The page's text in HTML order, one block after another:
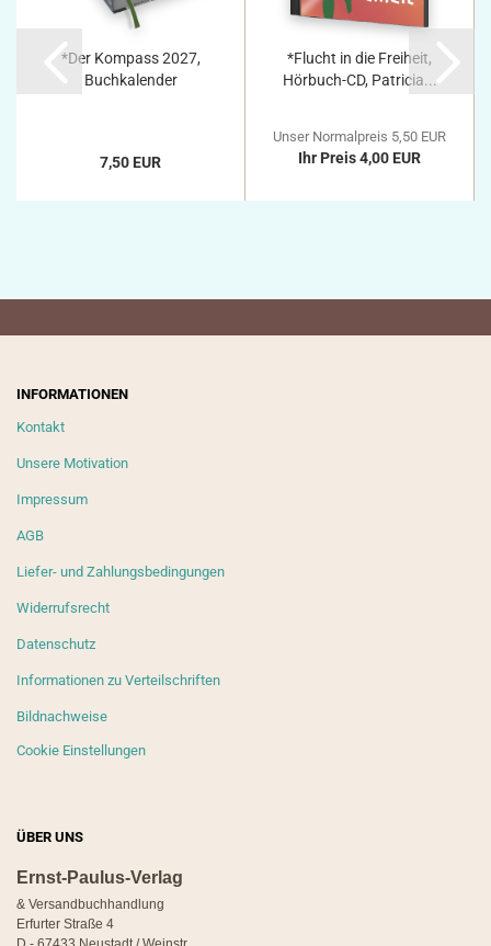
*Der Kompass 2027,
Buchkalender
7,50 EUR
*Flucht in die Freiheit,
Hörbuch-CD, Patricia...
Unser Normalpreis 5,50 EUR
Ihr Preis 4,00 EUR
INFORMATIONEN
Kontakt
Unsere Motivation
Impressum
AGB
Liefer- und Zahlungsbedingungen
Widerrufsrecht
Datenschutz
Informationen zu Verteilschriften
Bildnachweise
Cookie Einstellungen
ÜBER UNS
Ernst-Paulus-Verlag
& Versandbuchhandlung
Erfurter Straße 4